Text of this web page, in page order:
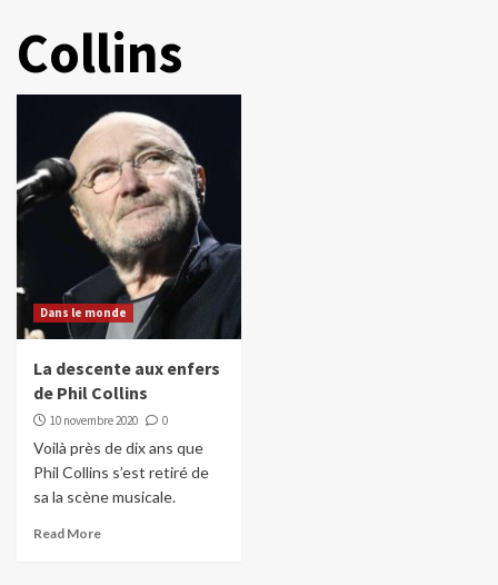
Collins
Dans le monde
La descente aux enfers
de Phil Collins
10 novembre 2020 0
Voilà près de dix ans que
Phil Collins s’est retiré de
sa la scène musicale.
Read More